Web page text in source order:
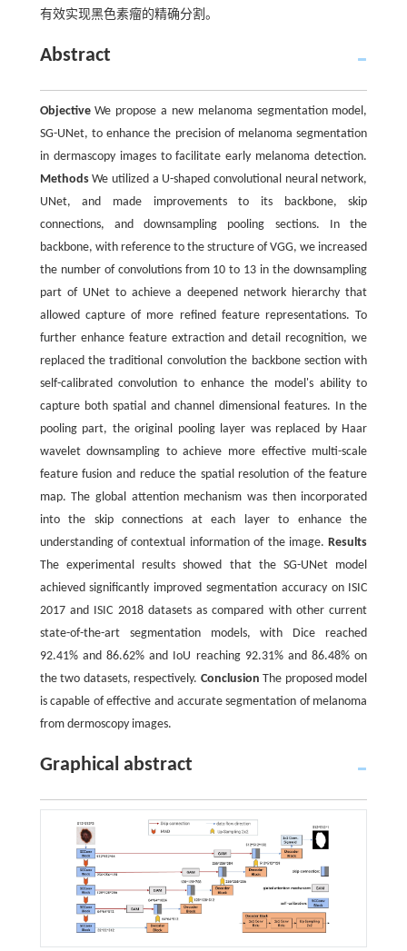
有效实现黑色素瘤的精确分割。
Abstract
ObjectiveWe propose a new melanoma segmentation model,
SG-UNet, to enhance the precision of melanoma segmentation
in dermascopy images to facilitate early melanoma detection.
MethodsWe utilized a U-shaped convolutional neural network,
UNet, and made improvements to its backbone, skip
connections, and downsampling pooling sections. In the
backbone, with reference to the structure of VGG, we increased
the number of convolutions from 10 to 13 in the downsampling
part of UNet to achieve a deepened network hierarchy that
allowed capture of more refined feature representations. To
further enhance feature extraction and detail recognition, we
replaced the traditional convolution the backbone section with
self-calibrated convolution to enhance the model's ability to
capture both spatial and channel dimensional features. In the
pooling part, the original pooling layer was replaced by Haar
wavelet downsampling to achieve more effective multi-scale
feature fusion and reduce the spatial resolution of the feature
map. The global attention mechanism was then incorporated
into the skip connections at each layer to enhance the
understanding of contextual information of the image.Results
The experimental results showed that the SG-UNet model
achieved significantly improved segmentation accuracy on ISIC
2017 and ISIC 2018 datasets as compared with other current
state-of-the-art segmentation models, with Dice reached
92.41% and 86.62% and IoU reaching 92.31% and 86.48% on
the two datasets, respectively. Conclusion The proposed model
is capable of effective and accurate segmentation of melanoma
from dermoscopy images.
Graphical abstract